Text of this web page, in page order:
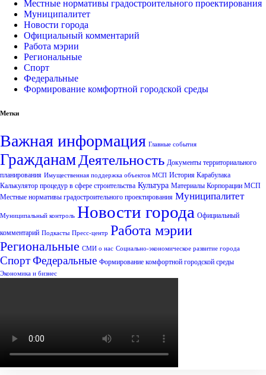
Местные нормативы градостроительного проектирования
Муниципалитет
Новости города
Официальный комментарий
Работа мэрии
Региональные
Спорт
Федеральные
Формирование комфортной городской среды
Метки
Важная информация Главные события
Гражданам Деятельность Документы территориального
планирования Имущественная поддержка объектов МСП История Карабулака
Калькулятор процедур в сфере строительства Культура Материалы Корпорации МСП
Местные нормативы градостроительного проектирования Муниципалитет
Муниципальный контроль Новости города Официальный
комментарий Подкасты Пресс-центр Работа мэрии
Региональные СМИ о нас Социально-экономическое развитие города
СпортФедеральные Формирование комфортной городской среды
Экономика и бизнес